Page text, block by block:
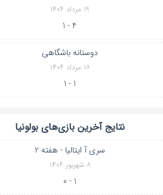
۱۹ مرداد ۱۴۰۴
4 - 1
دوستانه باشگاهی
۱۸ مرداد ۱۴۰۴
1 - 1
نتایج آخرین بازی‌های بولونیا
سری آ ایتالیا - هفته 2
۸ شهریور ۱۴۰۴
1 - 0